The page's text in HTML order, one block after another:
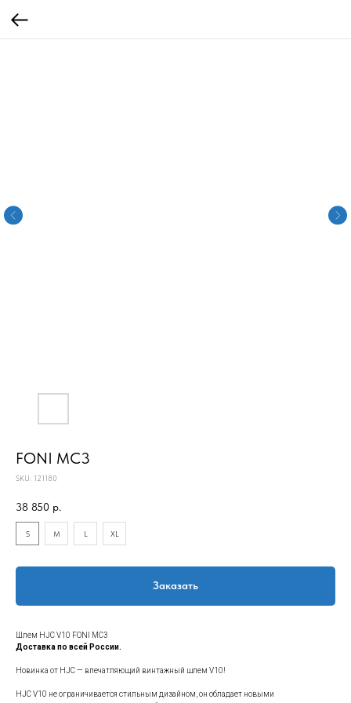
FONI MC3
SKU: 121180
38 850 р.
S M L XL
Заказать
Шлем HJC V10 FONI MC3
Доставка по всей России.
Новинка от HJC — впечатляющий винтажный шлем V10!
HJC V10 не ограничивается стильным дизайном, он обладает новыми